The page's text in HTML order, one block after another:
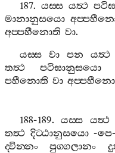
187. යස‍්ස යත්‍ථ
මානානුසයො
අප‍්පහීනොති වා.
යස‍්ස
වා පන යත්‍ථ
තත්‍ථ
පටිඝානුසයො
පහීනොති වා
188-189.යස‍්ස යත්‍ථ
තත්‍ථ දිට‍්ඨානුසයො-පෙ-
ද‍්වින‍්නං
පුග‍්ගලානං